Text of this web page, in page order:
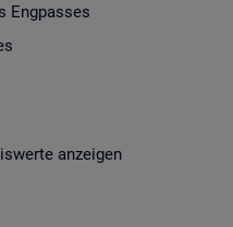
Eng­pas­ses
an­zei­gen